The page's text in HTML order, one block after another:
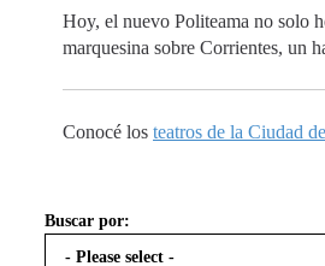
Hoy, el nuevo Politeama no solo
marquesina sobre Corrientes, un
Conocé los teatros de la Ciudad
Buscar por: